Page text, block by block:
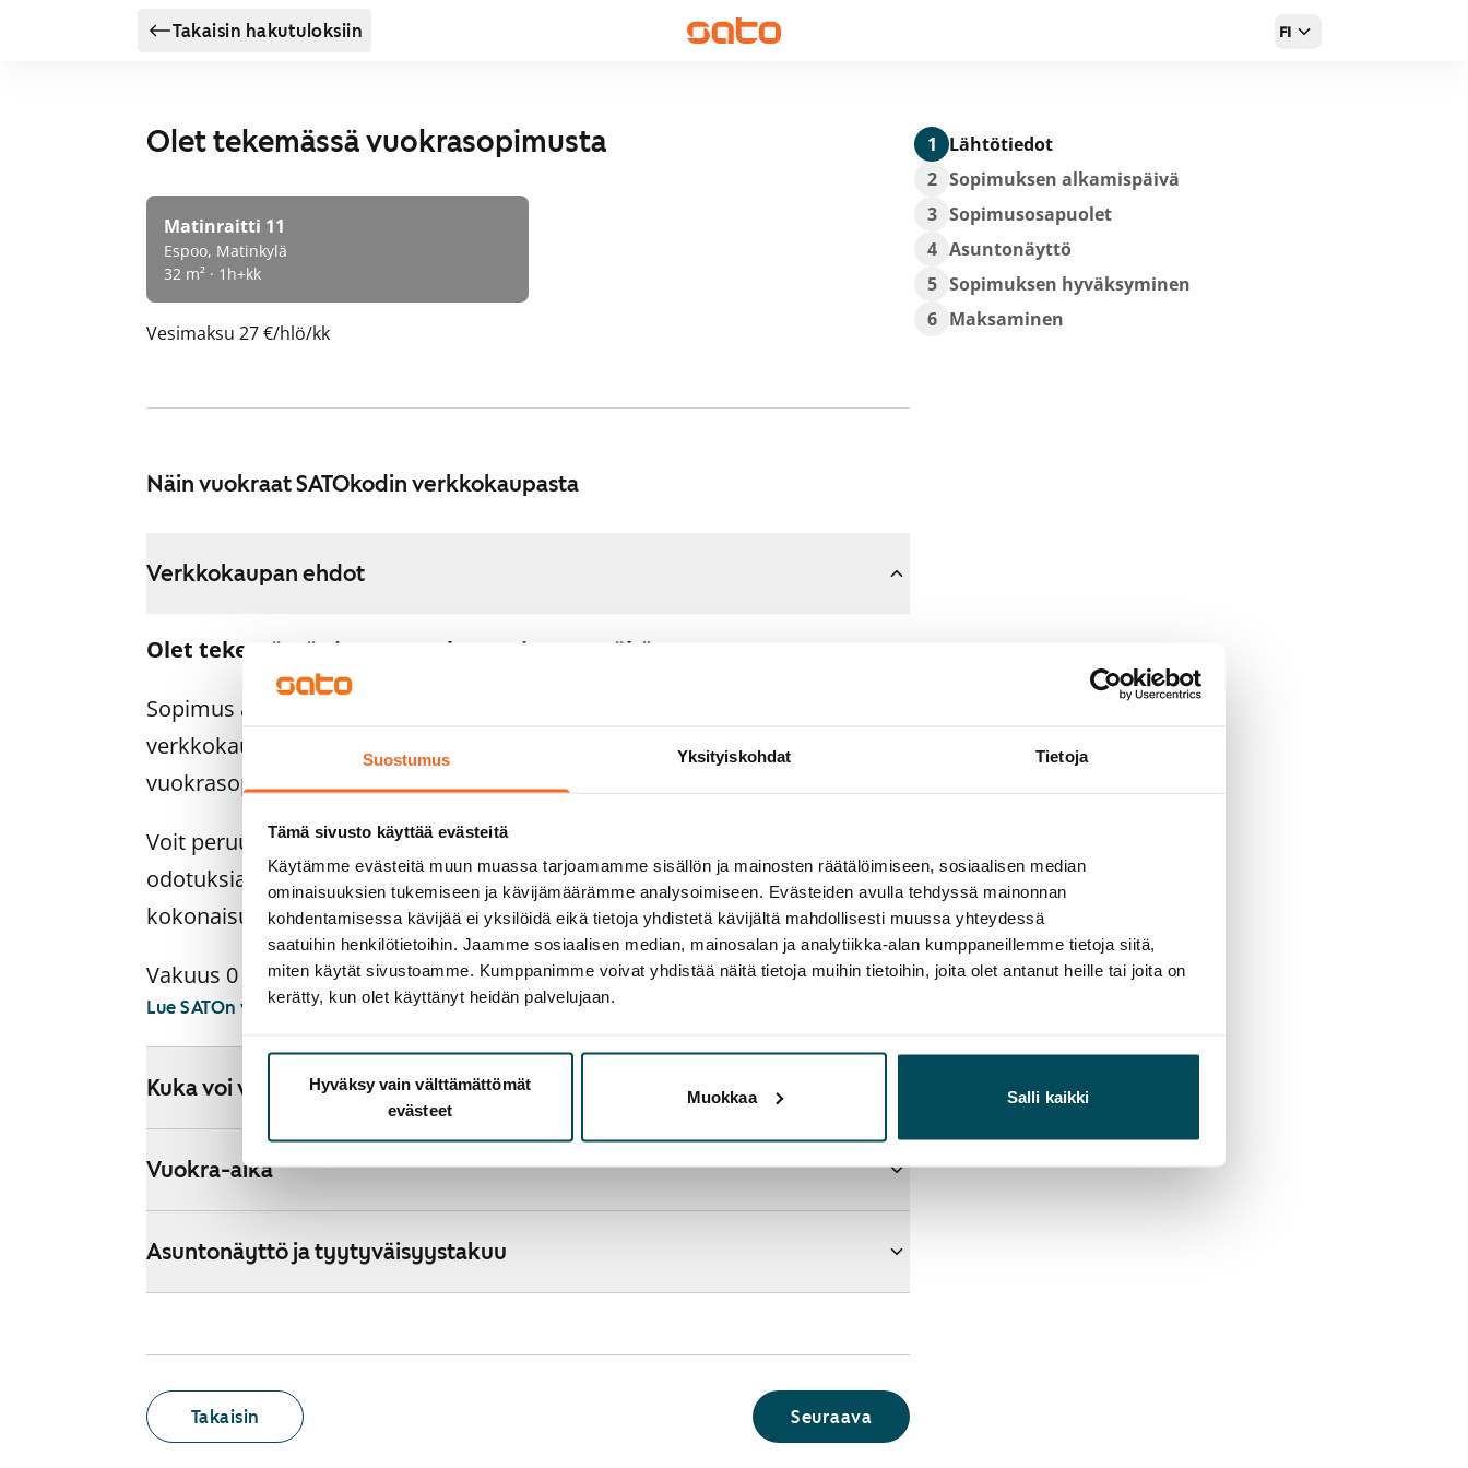
Suostumus Yksityiskohdat Tietoja
Tämä sivusto käyttää evästeitä
Käytämme evästeitä muun muassa tarjoamamme sisällön ja mainosten räätälöimiseen, sosiaalisen median
ominaisuuksien tukemiseen ja kävijämäärämme analysoimiseen. Evästeiden avulla tehdyssä mainonnan
kohdentamisessa kävijää ei yksilöidä eikä tietoja yhdistetä kävijältä mahdollisesti muussa yhteydessä
saatuihin henkilötietoihin. Jaamme sosiaalisen median, mainosalan ja analytiikka-alan kumppaneillemme tietoja siitä,
miten käytät sivustoamme. Kumppanimme voivat yhdistää näitä tietoja muihin tietoihin, joita olet antanut heille tai joita on
kerätty, kun olet käyttänyt heidän palvelujaan.
Hyväksy vain välttämättömät
evästeet
Muokkaa Salli kaikki
Takaisin hakutuloksiin FI
Olet tekemässä vuokrasopimusta
Matinraitti 11
Espoo, Matinkylä
32 m² · 1h+kk
Vesimaksu 27 €/hlö/kk
Näin vuokraat SATOkodin verkkokaupasta
Verkkokaupan ehdot
Olet tekemässä sitovaa vuokrasopimusta tähän asuntoon.
Sopimus astuu voimaan heti, kun maksat 300 euron varausmaksun
verkkokaupassa. Palautamme summan sinulle kokonaisuudessaan
vuokrasopimuksen alkamispäivän jälkeen.
Voit peruuttaa sopimuksen vielä asuntonäytöllä, jos koti ei vastaa
odotuksiasi. Tällöin palautamme varausmaksun sinulle
kokonaisuudessaan, yleensä seuraavana arkipäivänä.
Vakuus 0 euroa.
Lue SATOn verkkokaupan ehdot
Kuka voi vuokrata kodin verkkokaupasta?
Vuokra-aika
Asuntonäyttö ja tyytyväisyystakuu
Takaisin Seuraava
1
Lähtötiedot
2 Sopimuksen alkamispäivä
3 Sopimusosapuolet
4 Asuntonäyttö
5 Sopimuksen hyväksyminen
6 Maksaminen